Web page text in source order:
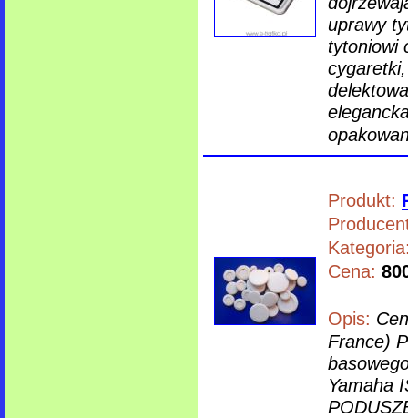
uprawy
tytoniowi
Produkt:
Cena:
Opis:
France)
Yamaha